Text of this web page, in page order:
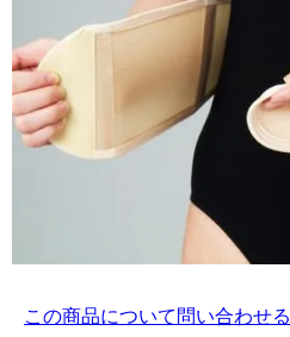
この商品について問い合わせる